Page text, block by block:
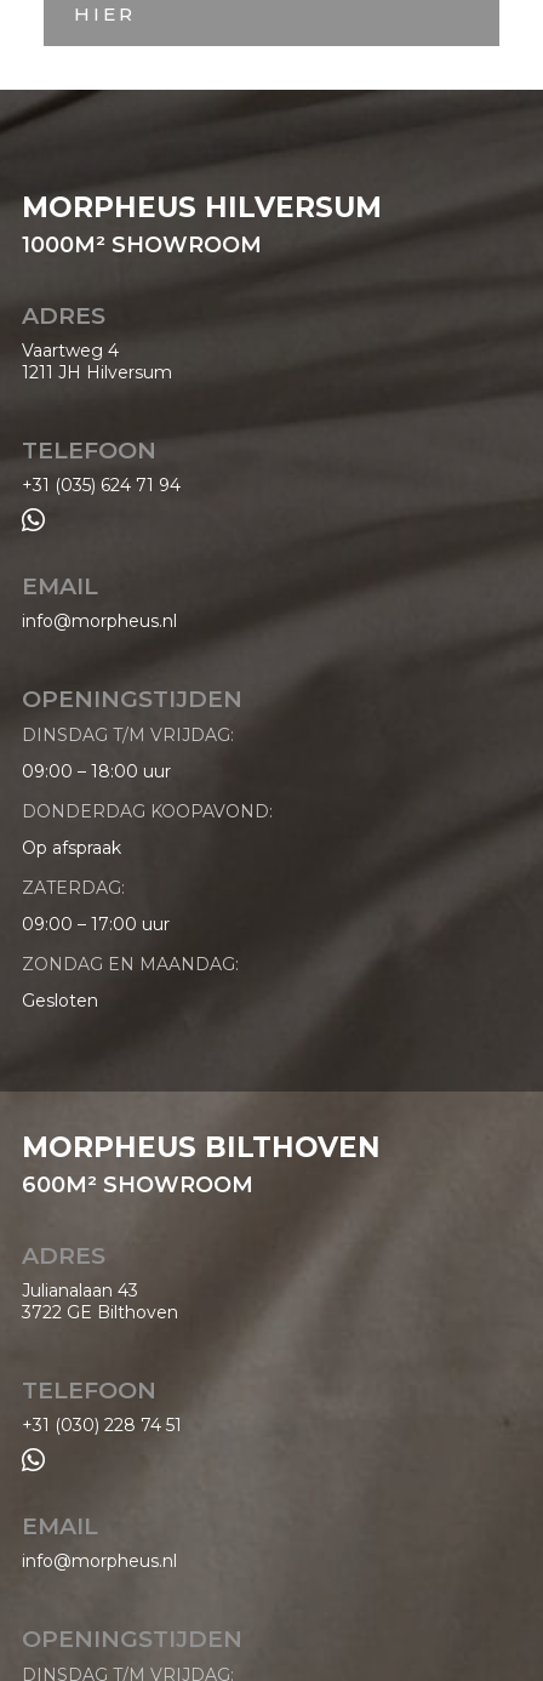
HIER
MORPHEUS HILVERSUM
1000M² SHOWROOM
ADRES
Vaartweg 4
1211 JH Hilversum
TELEFOON
+31 (035) 624 71 94

EMAIL
info@morpheus.nl
OPENINGSTIJDEN
DINSDAG T/M VRIJDAG:
09:00 – 18:00 uur
DONDERDAG KOOPAVOND:
Op afspraak
ZATERDAG:
09:00 – 17:00 uur
ZONDAG EN MAANDAG:
Gesloten
MORPHEUS BILTHOVEN
600M² SHOWROOM
ADRES
Julianalaan 43
3722 GE Bilthoven
TELEFOON
+31 (030) 228 74 51

EMAIL
info@morpheus.nl
OPENINGSTIJDEN
DINSDAG T/M VRIJDAG: